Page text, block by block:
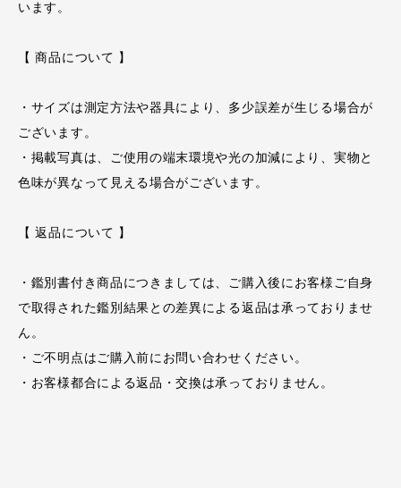
います。
【 商品について 】
・サイズは測定方法や器具により、多少誤差が生じる場合が
ございます。
・掲載写真は、ご使用の端末環境や光の加減により、実物と
色味が異なって見える場合がございます。
【 返品について 】
・鑑別書付き商品につきましては、ご購入後にお客様ご自身
で取得された鑑別結果との差異による返品は承っておりませ
ん。
・ご不明点はご購入前にお問い合わせください。
・お客様都合による返品・交換は承っておりません。